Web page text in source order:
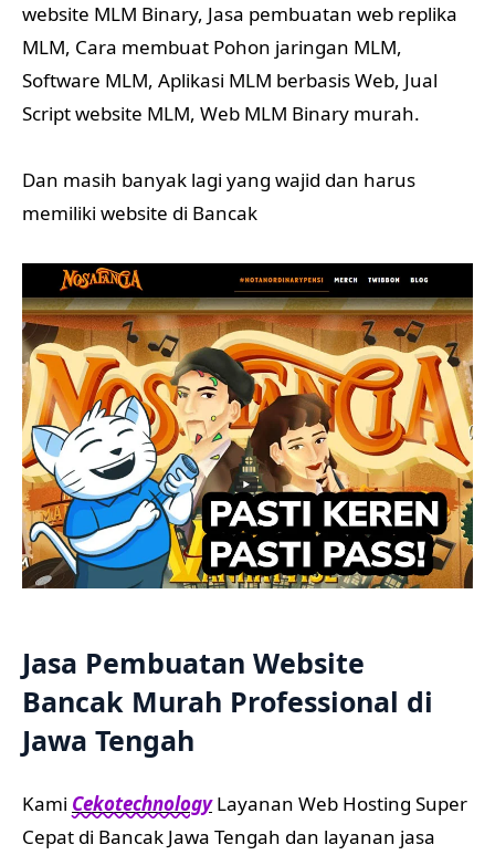
website MLM Binary, Jasa pembuatan web replika
MLM, Cara membuat Pohon jaringan MLM,
Software MLM, Aplikasi MLM berbasis Web, Jual
Script website MLM, Web MLM Binary murah.
Dan masih banyak lagi yang wajid dan harus
memiliki website di Bancak
Jasa Pembuatan Website
Bancak Murah Professional di
Jawa Tengah
Kami CekotechnologyLayanan Web Hosting Super
Cepat di Bancak Jawa Tengah dan layanan jasa